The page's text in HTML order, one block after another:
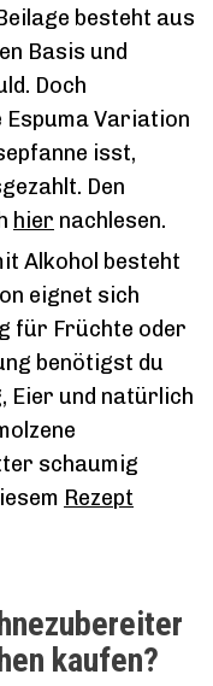
besteht aus
Basis und
Doch
Espuma Variation
isst,
Den
hier nachlesen.
Alkohol besteht
eignet sich
für Früchte oder
benötigst du
Eier und natürlich
schaumig
Rezept
kaufen?